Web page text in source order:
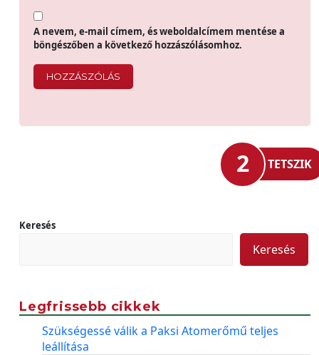
A nevem, e-mail címem, és weboldalcímem mentése a
böngészőben a következő hozzászólásomhoz.
2 TETSZIK
Keresés
Keresés
Legfrissebb cikkek
Szükségessé válik a Paksi Atomerőmű teljes
leállítása